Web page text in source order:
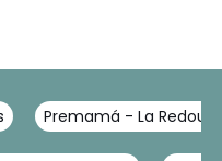
Premamá - La